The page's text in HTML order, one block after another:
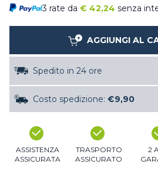
3 rate da € 42,24 senza
AGGIUNGI AL
Spedito in 24 ore
Costo spedizione: €9,90
ASSISTENZA
ASSICURATA
TRASPORTO
ASSICURATO
2